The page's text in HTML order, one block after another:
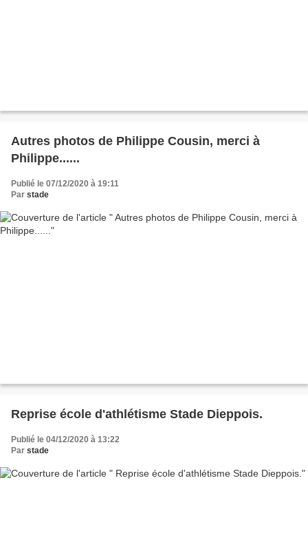
Autres photos de Philippe Cousin, merci à
Philippe......
Publié le 07/12/2020 à 19:11
Par stade
Reprise école d'athlétisme Stade Dieppois.
Publié le 04/12/2020 à 13:22
Par stade